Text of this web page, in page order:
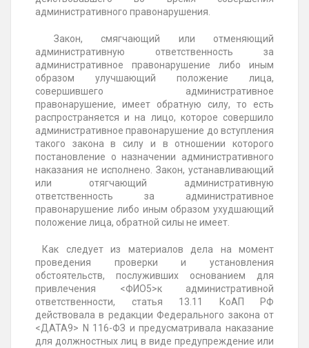
административного правонарушения.
Закон, смягчающий или отменяющий
административную ответственность за
административное правонарушение либо иным
образом улучшающий положение лица,
совершившего административное
правонарушение, имеет обратную силу, то есть
распространяется и на лицо, которое совершило
административное правонарушение до вступления
такого закона в силу и в отношении которого
постановление о назначении административного
наказания не исполнено. Закон, устанавливающий
или отягчающий административную
ответственность за административное
правонарушение либо иным образом ухудшающий
положение лица, обратной силы не имеет.
Как следует из материалов дела на момент
проведения проверки и установления
обстоятельств, послуживших основанием для
привлечения <ФИО5>к административной
ответственности, статья 13.11 КоАП РФ
действовала в редакции Федерального закона от
<ДАТА9> N 116-ФЗ и предусматривала наказание
для должностных лиц в виде предупреждение или